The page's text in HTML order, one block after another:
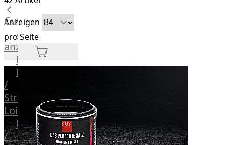
Ranch
Wagyu
Japanisches
Wagyu
Beef
Japanisches
Kobe
Wagyu
Australian
F1
Wagyu
Cuts
Alle
anzeigen
Filet
Rumpsteak
/
Strip
Loin
Entrecote
/
Anzeigen
pro Seite